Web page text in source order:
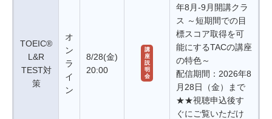
TOEIC®
L&R
TEST対
策
オ
ン
ラ
イ
ン
8/28(金)
20:00
講
座
説
明
会
年8月-9月開講クラ
ス ～短期間での目
標スコア取得を可
能にするTACの講座
の特色～
配信期間：2026年8
月28日（金）まで
★★視聴申込後す
ぐにご覧いただけ